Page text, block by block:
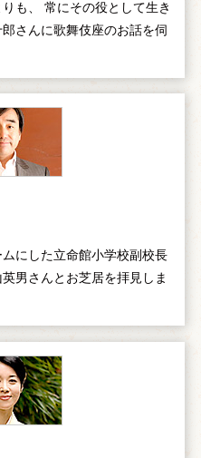
も、 常にその役として生き
さんに歌舞伎座のお話を伺
にした立命館小学校副校長
男さんとお芝居を拝見しま